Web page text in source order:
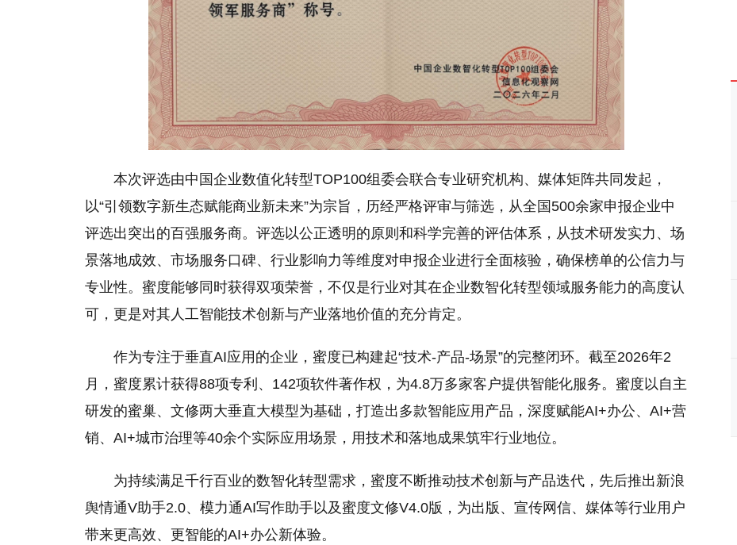
本次评选由中国企业数值化转型TOP100组委会联合专业研究机构、媒体矩阵共同发起，
以“引领数字新生态赋能商业新未来”为宗旨，历经严格评审与筛选，从全国500余家申报企业中
评选出突出的百强服务商。评选以公正透明的原则和科学完善的评估体系，从技术研发实力、场
景落地成效、市场服务口碑、行业影响力等维度对申报企业进行全面核验，确保榜单的公信力与
专业性。蜜度能够同时获得双项荣誉，不仅是行业对其在企业数智化转型领域服务能力的高度认
可，更是对其人工智能技术创新与产业落地价值的充分肯定。
作为专注于垂直AI应用的企业，蜜度已构建起“技术-产品-场景”的完整闭环。截至2026年2
月，蜜度累计获得88项专利、142项软件著作权，为4.8万多家客户提供智能化服务。蜜度以自主
研发的蜜巢、文修两大垂直大模型为基础，打造出多款智能应用产品，深度赋能AI+办公、AI+营
销、AI+城市治理等40余个实际应用场景，用技术和落地成果筑牢行业地位。
为持续满足千行百业的数智化转型需求，蜜度不断推动技术创新与产品迭代，先后推出新浪
舆情通V助手2.0、模力通AI写作助手以及蜜度文修V4.0版，为出版、宣传网信、媒体等行业用户
带来更高效、更智能的AI+办公新体验。